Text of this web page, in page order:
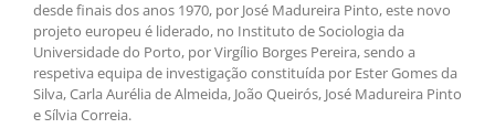
desde finais dos anos 1970, por José Madureira Pinto, este novo
projeto europeu é liderado, no Instituto de Sociologia da
Universidade do Porto, por Virgílio Borges Pereira, sendo a
respetiva equipa de investigação constituída por Ester Gomes da
Silva, Carla Aurélia de Almeida, João Queirós, José Madureira Pinto
e Sílvia Correia.